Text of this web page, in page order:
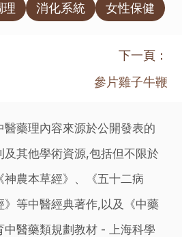
理 消化系統 女性保健
下一頁：
參片雞子牛鞭
醫藥理內容來源於公開發表的
及其他學術資源,包括但不限於
神農本草經》、《五十二病
》等中醫經典著作,以及《中藥
中醫藥類規劃教材 - 上海科學